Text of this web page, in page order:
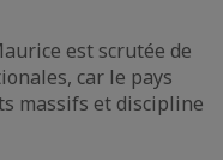
est scrutée de
car le pays
massifs et discipline